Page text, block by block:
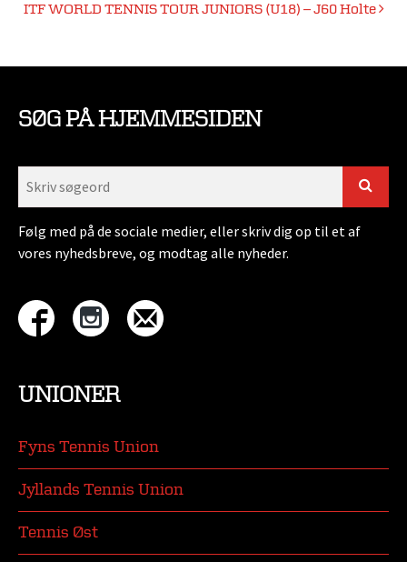
ITF WORLD TENNIS TOUR JUNIORS (U18) – J60 Holte
SØG PÅ HJEMMESIDEN
Følg med på de sociale medier, eller skriv dig op til et af
vores nyhedsbreve, og modtag alle nyheder.
UNIONER
Fyns Tennis Union
Jyllands Tennis Union
Tennis Øst